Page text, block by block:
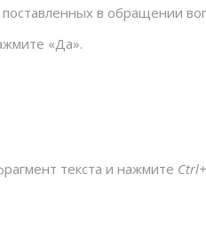
в обращении
«Да».
текста и нажмите